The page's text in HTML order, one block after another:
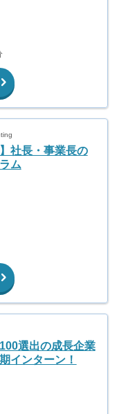
社長・事業長の
ム
選出の成長企業
インターン！